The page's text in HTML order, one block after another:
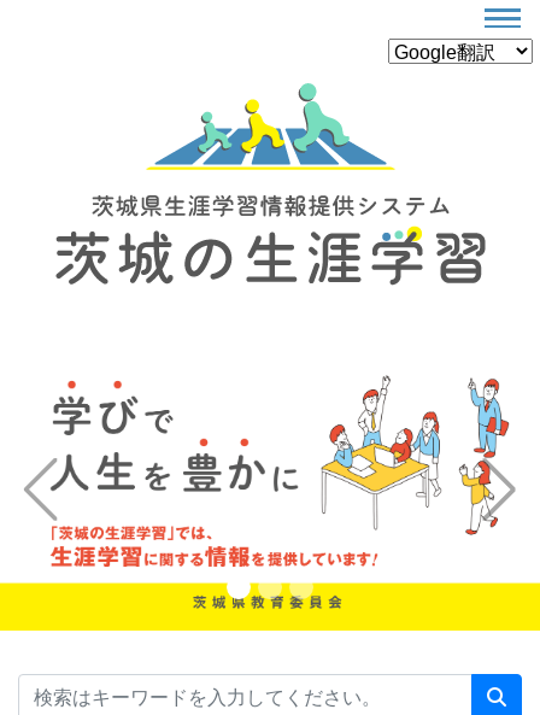
Previous Next